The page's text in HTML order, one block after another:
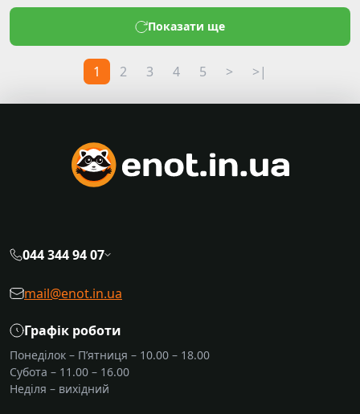
Показати ще
1 2 3 4 5 > >|
044 344 94 07
mail@enot.in.ua
Графік роботи
Понеділок – П’ятниця – 10.00 – 18.00
Субота – 11.00 – 16.00
Неділя – вихідний